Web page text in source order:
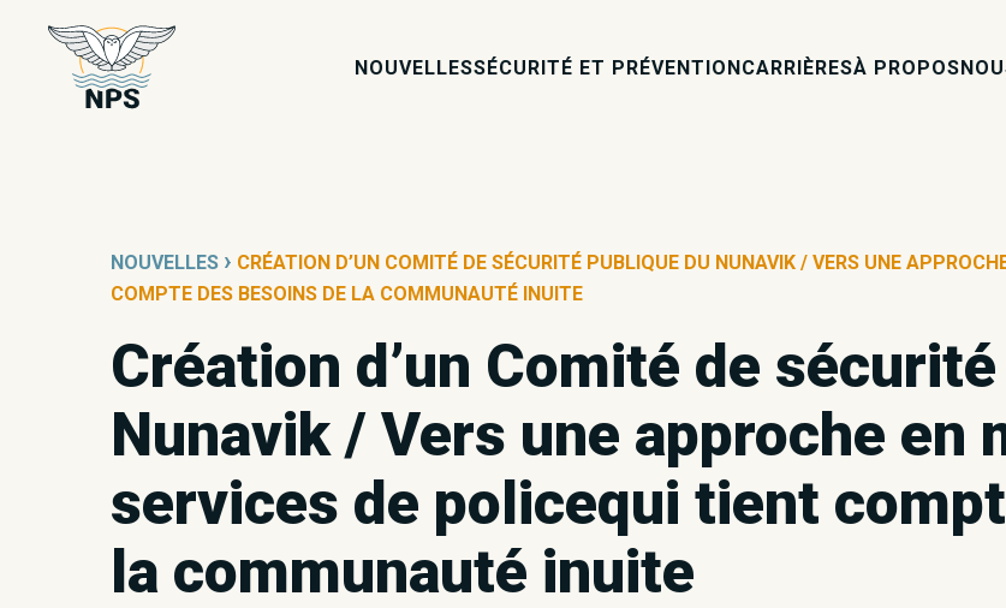
NOUVELLESSÉCURITÉ ET PRÉVENTIONCARRIÈRESÀ PROPOS
NOUVELLES › CRÉATION D’UN COMITÉ DE SÉCURITÉ PUBLIQUE DU NUNAVIK / VERS UNE
COMPTE DES BESOINS DE LA COMMUNAUTÉ INUITE
Création d’un Comité de
Nunavik / Vers une approche en
services de policequi tient
la communauté inuite